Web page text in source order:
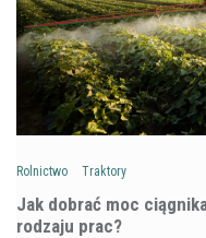
Rolnictwo Traktory
Jak dobrać moc
rodzaju prac?